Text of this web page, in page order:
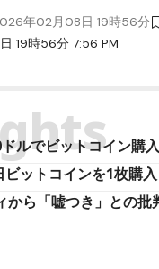
19時56分 7:56 PM
年02月08日 19時56分
ルでビットコイン購
ットコインを1枚購
から「嘘つき」との